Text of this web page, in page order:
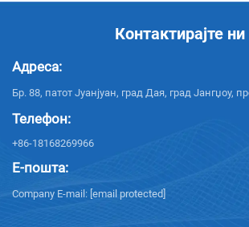
Контактирајте ни
Адреса:
Бр. 88, патот Јуанјуан, град Дая, град Јангџоу,
Телефон:
+86-18168269966
Е-пошта:
Company E-mail: [email protected]